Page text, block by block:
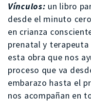
Vínculos: un libro
desde el minuto
en crianza
prenatal y
esta obra que nos
proceso que va
embarazo hasta el
nos acompañan en